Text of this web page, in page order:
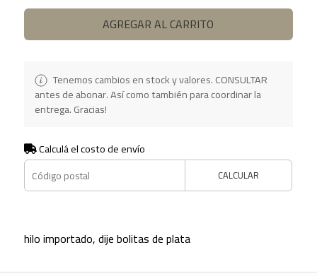
AGREGAR AL CARRITO
Tenemos cambios en stock y valores. CONSULTAR
antes de abonar. Así como también para coordinar la
entrega. Gracias!
Calculá el costo de envío
CALCULAR
hilo importado, dije bolitas de plata